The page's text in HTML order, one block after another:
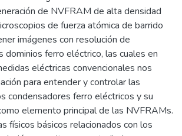
de NVFRAM de alta densidad
de fuerza atómica de barrido
imágenes con resolución de
dominios ferro eléctrico, las cuales en
eléctricas convencionales nos
para entender y controlar las
condensadores ferro eléctricos y su
elemento principal de las NVFRAMs.
físicos básicos relacionados con los